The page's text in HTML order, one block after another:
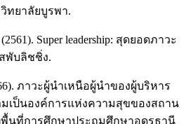
ทยาลัยบูรพา.
Super leadership: สุดยอดภาวะ
พับลิชชิ่ง.
ภาวะผู้นำเหนือผู้นำของผู้บริหาร
เป็นองค์การแห่งความสุขของสถาน
นที่การศึกษาประถมศึกษาอุดรธานี